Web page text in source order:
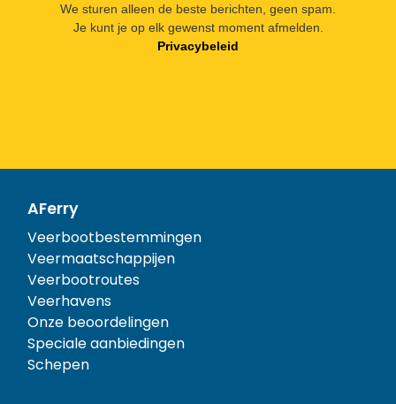
We sturen alleen de beste berichten, geen spam.
Je kunt je op elk gewenst moment afmelden.
Privacybeleid
AFerry
Veerbootbestemmingen
Veermaatschappijen
Veerbootroutes
Veerhavens
Onze beoordelingen
Speciale aanbiedingen
Schepen